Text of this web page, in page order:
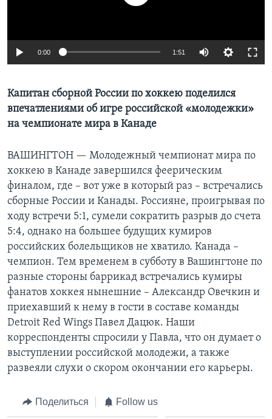
СОЦИАЛЬНЫЕ СЕТИ
Языки
0:00 1:51
Капитан сборной России по хоккею поделился
впечатлениями об игре российской «молодежки»
на чемпионате мира в Канаде
ВАШИНГТОН — Молодежный чемпионат мира по
хоккею в Канаде завершился феерическим
финалом, где – вот уже в который раз – встречались
сборные России и Канады. Россияне, проигрывая по
ходу встречи 5:1, сумели сократить разрыв до счета
5:4, однако на большее будущих кумиров
российских болельщиков не хватило. Канада –
чемпион. Тем временем в субботу в Вашингтоне по
разные стороны баррикад встречались кумиры
фанатов хоккея нынешние – Александр Овечкин и
приехавший к нему в гости в составе команды
Detroit Red Wings Павел Дацюк. Наши
корреспонденты спросили у Павла, что он думает о
выступлении российской молодежи, а также
развеяли слухи о скором окончании его карьеры.
Поделиться Follow us